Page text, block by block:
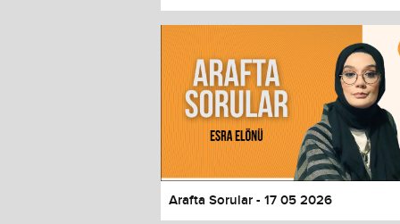
Arafta Sorular - 17 05 2026